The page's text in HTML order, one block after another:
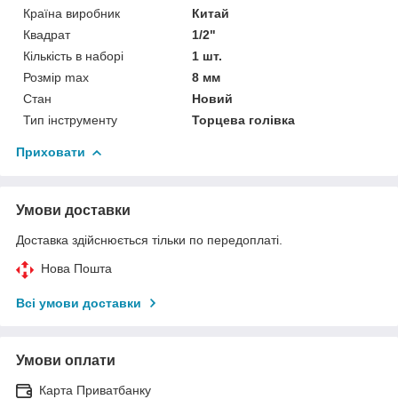
Країна виробник
Китай
Квадрат
1/2"
Кількість в наборі
1 шт.
Розмір max
8 мм
Стан
Новий
Тип інструменту
Торцева голівка
Приховати
Умови доставки
Доставка здійснюється тільки по передоплаті.
Нова Пошта
Всі умови доставки
Умови оплати
Карта Приватбанку